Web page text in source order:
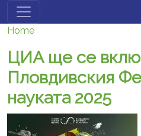
Skip to main content
Home
ЦИА ще се
Пловдивския
науката 2025